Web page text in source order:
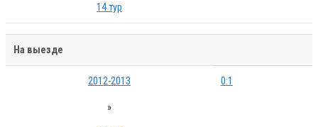
14 тур
На выезде
2012-2013
»
0:1